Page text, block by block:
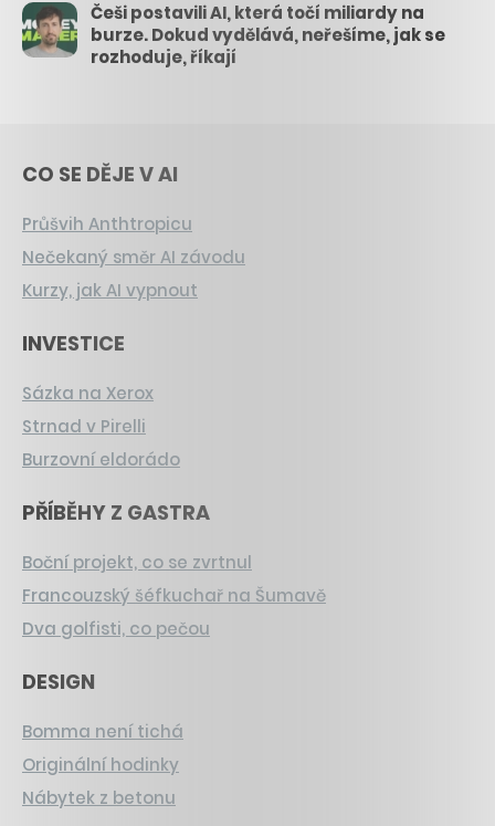
Češi postavili AI, která točí miliardy na
burze. Dokud vydělává, neřešíme, jak se
rozhoduje, říkají
CO SE DĚJE V AI
Průšvih Anthtropicu
Nečekaný směr AI závodu
Kurzy, jak AI vypnout
INVESTICE
Sázka na Xerox
Strnad v Pirelli
Burzovní eldorádo
PŘÍBĚHY Z GASTRA
Boční projekt, co se zvrtnul
Francouzský šéfkuchař na Šumavě
Dva golfisti, co pečou
DESIGN
Bomma není tichá
Originální hodinky
Nábytek z betonu